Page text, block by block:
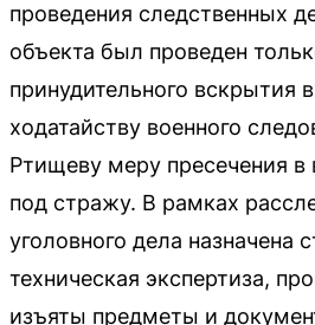
проведения следственных
объекта был проведен
принудительного вскрытия
ходатайству военного
Ртищеву меру пресечения в
под стражу. В рамках
уголовного дела назначена
техническая экспертиза,
изъяты предметы и